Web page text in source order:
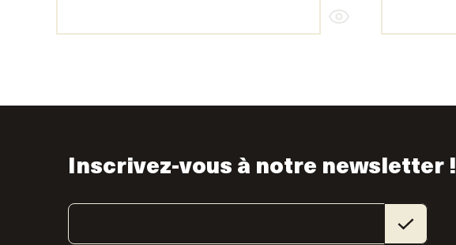
Inscrivez-vous à notre newsletter !